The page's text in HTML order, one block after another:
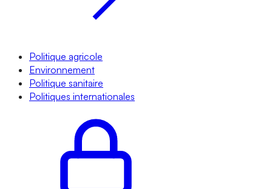
Politique agricole
Environnement
Politique sanitaire
Politiques internationales